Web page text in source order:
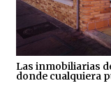
Las inmobiliarias
donde cualquiera